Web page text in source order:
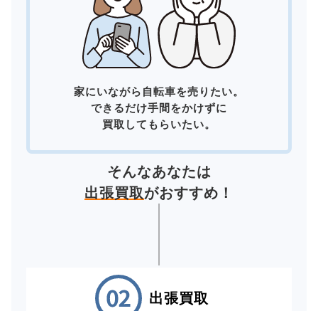
家にいながら自転車を売りたい。
できるだけ手間をかけずに
買取してもらいたい。
そんなあなたは
出張買取がおすすめ！
出張買取